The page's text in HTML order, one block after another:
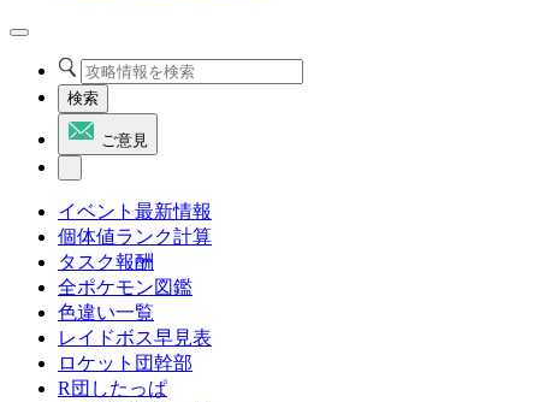
検索
ご意見
イベント最新情報
個体値ランク計算
タスク報酬
全ポケモン図鑑
色違い一覧
レイドボス早見表
ロケット団幹部
R団したっぱ